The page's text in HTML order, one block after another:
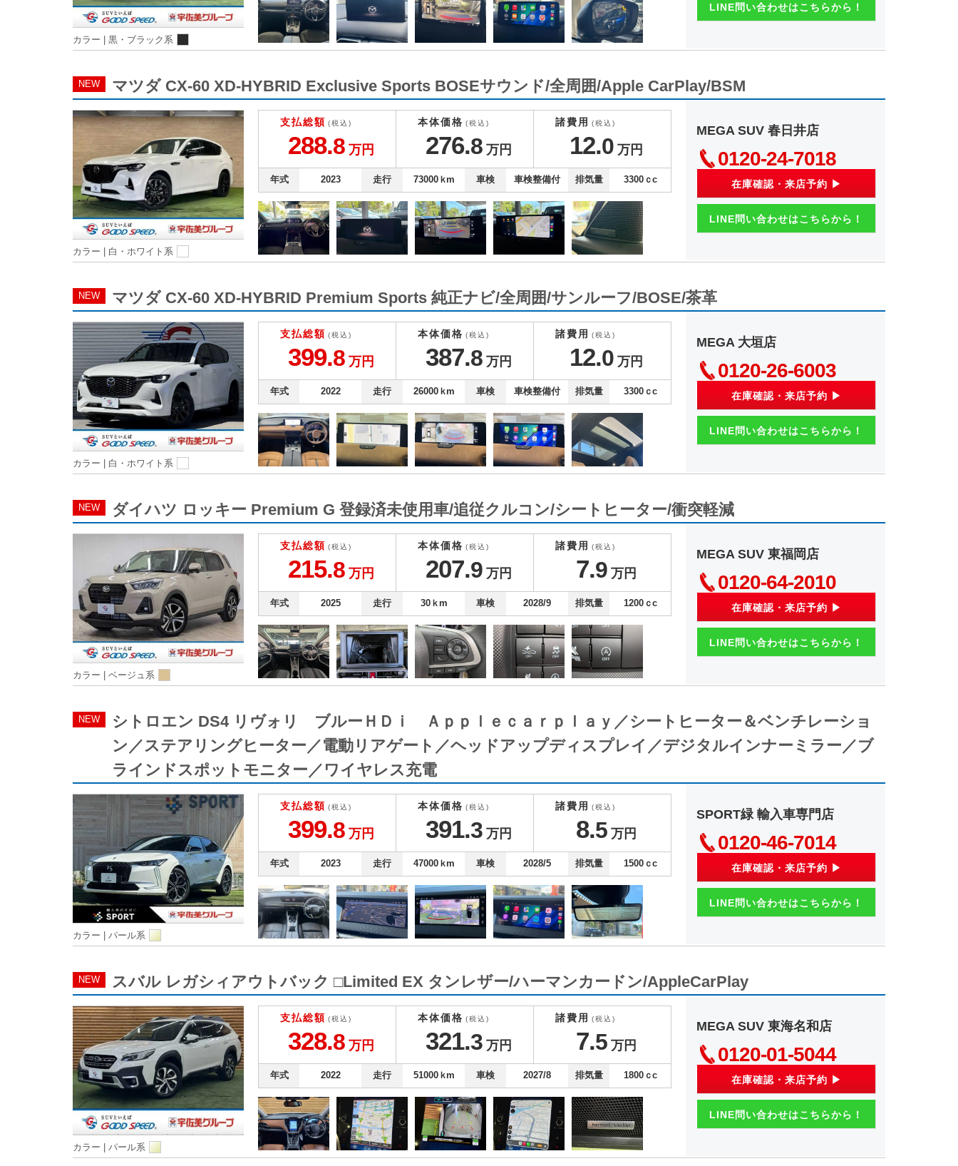
カラー | 黒・ブラック系
LINE問い合わせはこちらから！
NEW マツダ CX-60 XD-HYBRID Exclusive Sports BOSEサウンド/全周囲/Apple CarPlay/BSM
カラー | 白・ホワイト系
支払総額 (税込)
288.8 万円
本体価格 (税込)
276.8 万円
諸費用 (税込)
12.0 万円
年式 2023 走行 73000ｋm 車検 車検整備付 排気量 3300 ｃc
MEGA SUV 春日井店
0120-24-7018
在庫確認・来店予約 ▶
LINE問い合わせはこちらから！
NEW マツダ CX-60 XD-HYBRID Premium Sports 純正ナビ/全周囲/サンルーフ/BOSE/茶革
カラー | 白・ホワイト系
支払総額 (税込)
399.8 万円
本体価格 (税込)
387.8 万円
諸費用 (税込)
12.0 万円
年式 2022 走行 26000ｋm 車検 車検整備付 排気量 3300 ｃc
MEGA 大垣店
0120-26-6003
在庫確認・来店予約 ▶
LINE問い合わせはこちらから！
NEW ダイハツ ロッキー Premium G 登録済未使用車/追従クルコン/シートヒーター/衝突軽減
カラー | ベージュ系
支払総額 (税込)
215.8 万円
本体価格 (税込)
207.9 万円
諸費用 (税込)
7.9 万円
年式 2025 走行 30 ｋm 車検 2028/9 排気量 1200 ｃc
MEGA SUV 東福岡店
0120-64-2010
在庫確認・来店予約 ▶
LINE問い合わせはこちらから！
NEW
シトロエン DS4 リヴォリ ブルーＨＤｉ Ａｐｐｌｅｃａｒｐｌａｙ／シートヒーター＆ベンチレーショ
ン／ステアリングヒーター／電動リアゲート／ヘッドアップディスプレイ／デジタルインナーミラー／ブ
ラインドスポットモニター／ワイヤレス充電
カラー | パール系
支払総額 (税込)
399.8 万円
本体価格 (税込)
391.3 万円
諸費用 (税込)
8.5 万円
年式 2023 走行 47000ｋm 車検 2028/5 排気量 1500 ｃc
SPORT緑 輸入車専門店
0120-46-7014
在庫確認・来店予約 ▶
LINE問い合わせはこちらから！
NEW スバル レガシィアウトバック □Limited EX タンレザー/ハーマンカードン/AppleCarPlay
カラー | パール系
支払総額 (税込)
328.8 万円
本体価格 (税込)
321.3 万円
諸費用 (税込)
7.5 万円
年式 2022 走行 51000ｋm 車検 2027/8 排気量 1800 ｃc
MEGA SUV 東海名和店
0120-01-5044
在庫確認・来店予約 ▶
LINE問い合わせはこちらから！